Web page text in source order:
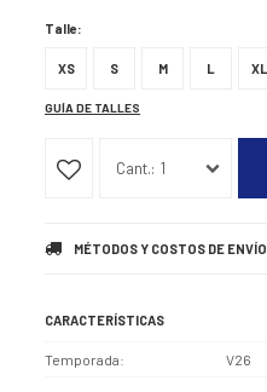
Talle:
XS S M L XL
GUÍA DE TALLES
1
MÉTODOS Y COSTOS DE ENVÍO
CARACTERÍSTICAS
Temporada V26